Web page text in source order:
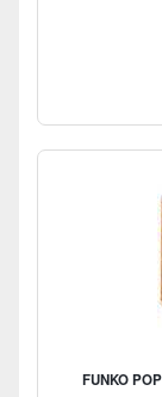
FUNKO